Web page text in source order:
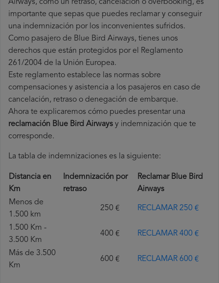
Airways, como un retraso, cancelación o overbooking, es
importante que sepas que puedes reclamar y conseguir
una indemnización por los inconvenientes sufridos.
Como pasajero de Blue Bird Airways, tienes unos
derechos que están protegidos por el Reglamento
261/2004 de la Unión Europea.
Este reglamento establece las normas sobre
compensaciones y asistencia a los pasajeros en caso de
cancelación, retraso o denegación de embarque.
Ahora te explicaremos cómo puedes presentar una
reclamación Blue Bird Airways y indemnización que te
corresponde.
La tabla de indemnizaciones es la siguiente:
Distancia en
Km
Indemnización por
retraso
Reclamar Blue Bird
Airways
Menos de
1.500 km
250 € RECLAMAR 250 €
1.500 Km -
3.500 Km
400 € RECLAMAR 400 €
Más de 3.500
Km
600 € RECLAMAR 600 €